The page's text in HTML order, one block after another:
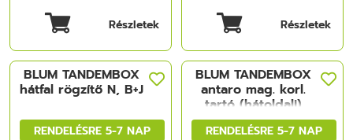
Részletek Részletek
RENDELÉSRE 5-7 NAP
BLUM TANDEMBOX
hátfal rögzítő N, B+J
RENDELÉSRE 5-7 NAP
BLUM TANDEMBOX
antaro mag. korl.
tartó (hátoldali)
állítható